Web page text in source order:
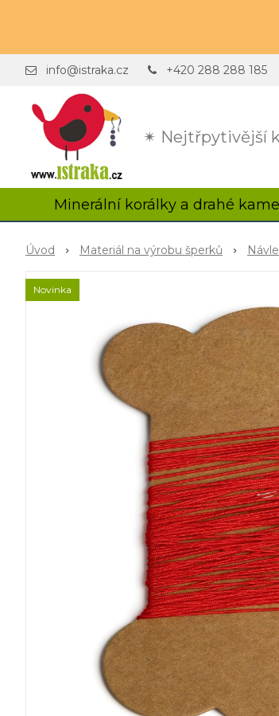
✴ Nejtřpytivější
info@istraka.cz +420 288 288 185
Minerální korálky a drahé
Úvod Materiál na výrobu šperků
Novinka